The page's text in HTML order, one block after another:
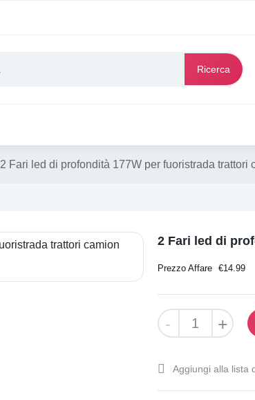
Ricerca
2 Fari led di profondità 177W per fuoristrada trattori
2 Fari led di
€14.99
Prezzo Affare
-
Fari
profondità
177W
+
Aggiungi alla lista